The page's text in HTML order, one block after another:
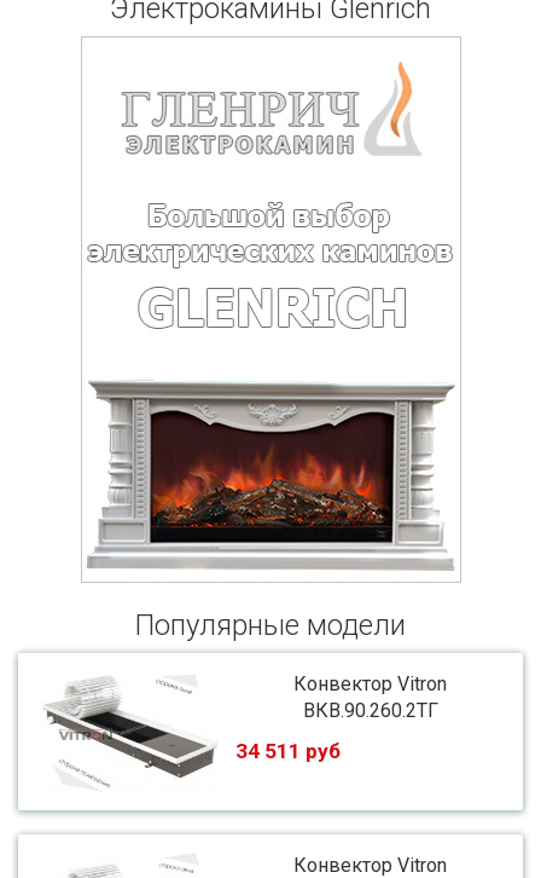
Электрокамины Glenrich
Популярные модели
Конвектор Vitron
ВКВ.90.260.2ТГ
34 511 руб
Конвектор Vitron